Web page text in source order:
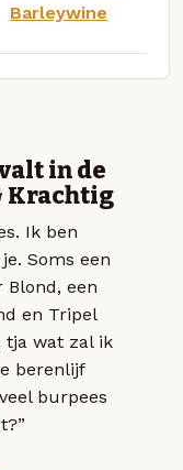
Barleywine
in de
Krachtig
Ik ben
Soms een
Blond, een
en Tripel
tja wat zal ik
berenlijf
burpees